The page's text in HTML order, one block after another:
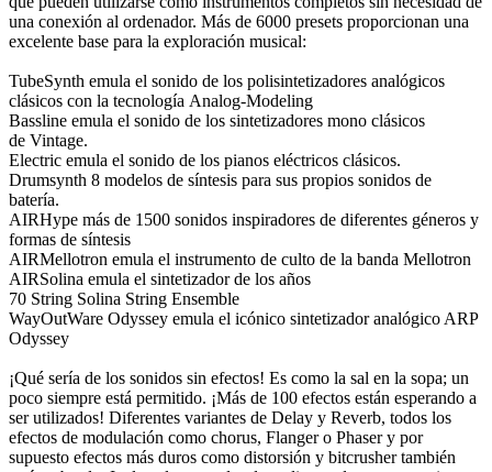
una conexión al ordenador. Más de 6000 presets proporcionan una
excelente base para la exploración musical:
TubeSynth emula el sonido de los polisintetizadores analógicos
clásicos con la tecnología Analog-Modeling
Bassline emula el sonido de los sintetizadores mono clásicos
de Vintage.
Electric emula el sonido de los pianos eléctricos clásicos.
Drumsynth 8 modelos de síntesis para sus propios sonidos de
batería.
AIRHype más de 1500 sonidos inspiradores de diferentes géneros y
formas de síntesis
AIRMellotron emula el instrumento de culto de la banda Mellotron
AIRSolina emula el sintetizador de los años
70 String Solina String Ensemble
WayOutWare Odyssey emula el icónico sintetizador analógico ARP
Odyssey
¡Qué sería de los sonidos sin efectos! Es como la sal en la sopa; un
poco siempre está permitido. ¡Más de 100 efectos están esperando a
ser utilizados! Diferentes variantes de Delay y Reverb, todos los
efectos de modulación como chorus, Flanger o Phaser y por
supuesto efectos más duros como distorsión y bitcrusher también